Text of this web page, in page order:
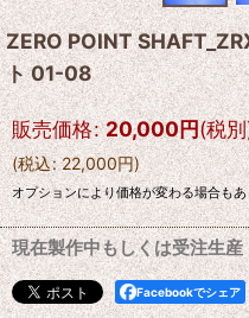
ZERO POINT
ト 01-08
販売価格: 20,000円(税
(税込: 22,000円)
オプションにより価格が変わる場合も
現在製作中もしくは受注生産
Facebookでシェア